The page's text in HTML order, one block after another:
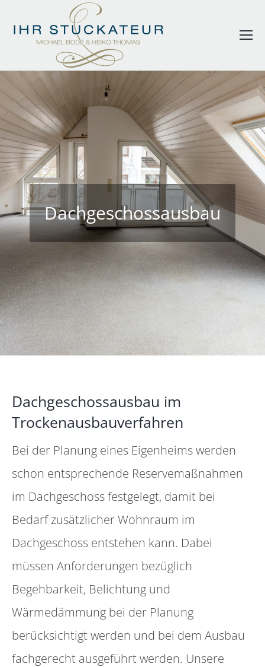
Dachgeschossausbau
Dachgeschossausbau im
Trockenausbauverfahren
Bei der Planung eines Eigenheims werden
schon entsprechende Reservemaßnahmen
im Dachgeschoss festgelegt, damit bei
Bedarf zusätzlicher Wohnraum im
Dachgeschoss entstehen kann. Dabei
müssen Anforderungen bezüglich
Begehbarkeit, Belichtung und
Wärmedämmung bei der Planung
berücksichtigt werden und bei dem Ausbau
fachgerecht ausgeführt werden. Unsere